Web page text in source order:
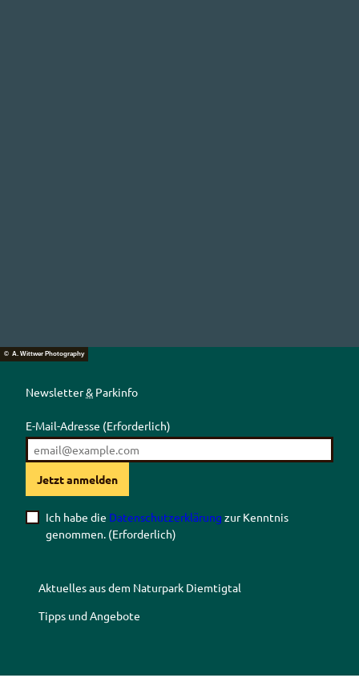
© A. Wittwer Photography
Newsletter& Parkinfo
E-Mail-Adresse (Erforderlich)
Jetzt anmelden
Ich habe die Datenschutzerklärung zur Kenntnis
genommen. (Erforderlich)
Aktuelles aus dem Naturpark Diemtigtal
Tipps und Angebote